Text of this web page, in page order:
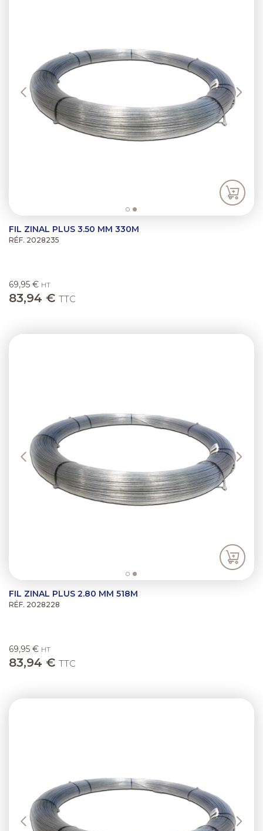
FIL ZINAL PLUS 3.50 MM 330M
RÉF. 2028235
69,95 € HT
83,94 € TTC
FIL ZINAL PLUS 2.80 MM 518M
RÉF. 2028228
69,95 € HT
83,94 € TTC